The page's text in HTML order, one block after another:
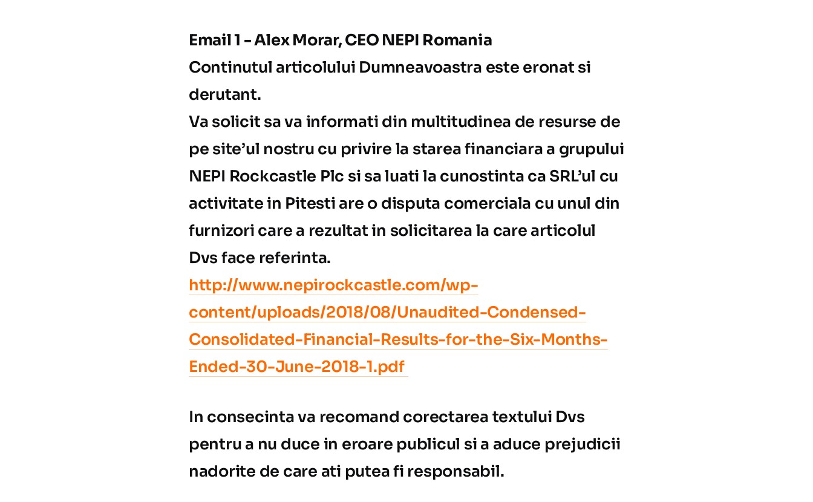
Email 1 - Alex Morar, CEO NEPI Romania
Continutul articolului Dumneavoastra este eronat si
derutant.
Va solicit sa va informati din multitudinea de resurse de
pe site’ul nostru cu privire la starea financiara a grupului
NEPI Rockcastle Plc si sa luati la cunostinta ca SRL’ul cu
activitate in Pitesti are o disputa comerciala cu unul din
furnizori care a rezultat in solicitarea la care articolul
Dvs face referinta.
http://www.nepirockcastle.com/wp-
content/uploads/2018/08/Unaudited-Condensed-
Consolidated-Financial-Results-for-the-Six-Months-
Ended-30-June-2018-1.pdf
In consecinta va recomand corectarea textului Dvs
pentru a nu duce in eroare publicul si a aduce prejudicii
nadorite de care ati putea fi responsabil.